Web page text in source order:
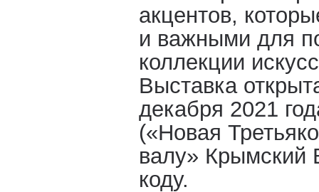
акцентов,
и важными для
коллекции
Выставка
декабря 2021
(«Новая
валу» Крымский
коду.